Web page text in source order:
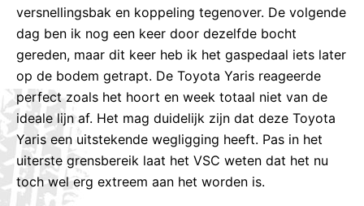
versnellingsbak en koppeling tegenover. De volgende
dag ben ik nog een keer door dezelfde bocht
gereden, maar dit keer heb ik het gaspedaal iets later
op de bodem getrapt. De Toyota Yaris reageerde
perfect zoals het hoort en week totaal niet van de
ideale lijn af. Het mag duidelijk zijn dat deze Toyota
Yaris een uitstekende wegligging heeft. Pas in het
uiterste grensbereik laat het VSC weten dat het nu
toch wel erg extreem aan het worden is.